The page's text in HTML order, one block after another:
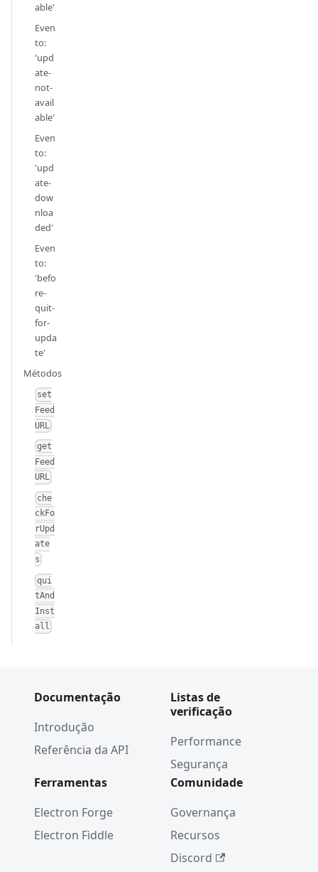
able'
Even
to:
'upd
ate-
not-
avail
able'
Even
to:
'upd
ate-
dow
nloa
ded'
Even
to:
'befo
re-
quit-
for-
upda
te'
Métodos
set
Feed
URL
get
Feed
URL
che
ckFo
rUpd
ate
s
qui
tAnd
Inst
all
Documentação
Introdução
Referência da API
Listas de
verificação
Performance
Segurança
Ferramentas
Electron Forge
Electron Fiddle
Comunidade
Governança
Recursos
Discord